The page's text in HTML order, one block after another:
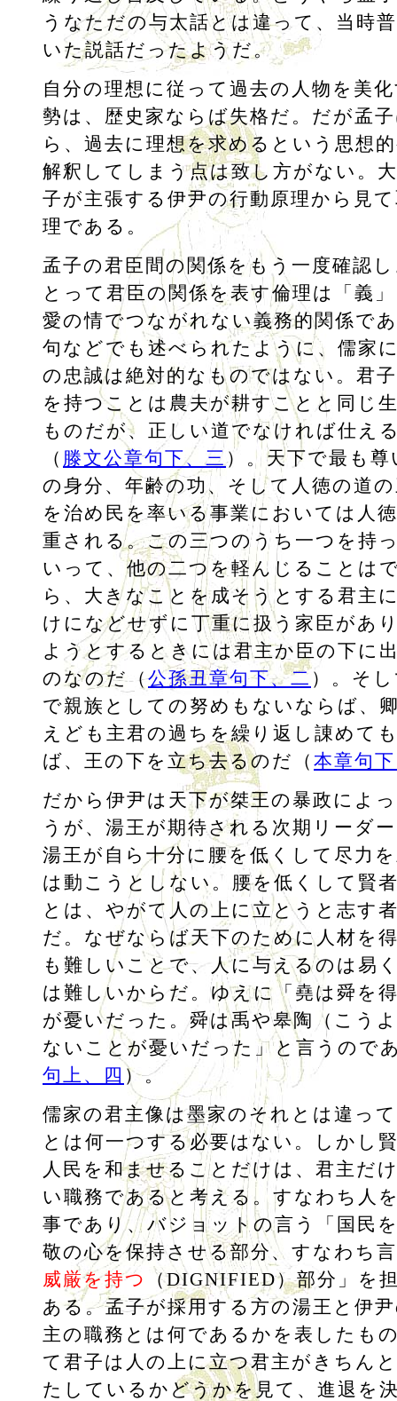
うなただの与太話とは違って、当時
いた説話だったようだ。
自分の理想に従って過去の人物を美
勢は、歴史家ならば失格だ。だが孟
ら、過去に理想を求めるという思想
解釈してしまう点は致し方がない。
子が主張する伊尹の行動原理から見
理である。
孟子の君臣間の関係をもう一度確認
とって君臣の関係を表す倫理は「義
愛の情でつながれない義務的関係で
句などでも述べられたように、儒家
の忠誠は絶対的なものではない。君
を持つことは農夫が耕すことと同じ
ものだが、正しい道でなければ仕え
（ 滕文公章句下、三）。天下で最も
の身分、年齢の功、そして人徳の道
を治め民を率いる事業においては人
重される。この三つのうち一つを持
いって、他の二つを軽んじることは
ら、大きなことを成そうとする君主
けになどせずに丁重に扱う家臣があ
ようとするときには君主か臣の下に
のなのだ（公孫丑章句下、二 ）。そ
で親族としての努めもないならば、
えども主君の過ちを繰り返し諌めて
ば、王の下を立ち去るのだ（ 本章句
だから伊尹は天下が桀王の暴政によ
うが、湯王が期待される次期リーダ
湯王が自ら十分に腰を低くして尽力
は動こうとしない。腰を低くして賢
とは、やがて人の上に立とうと志す
だ。なぜならば天下のために人材を
も難しいことで、人に与えるのは易
は難しいからだ。ゆえに「堯は舜を
が憂いだった。舜は禹や皋陶（こう
ないことが憂いだった」と言うので
句上、四 ）。
儒家の君主像は墨家のそれとは違っ
とは何一つする必要はない。しかし
人民を和ませることだけは、君主だ
い職務であると考える。すなわち人
事であり、バジョットの言う「国民
敬の心を保持させる部分、すなわち
威厳を持つ
（DIGNIFIED）部分」を
ある。孟子が採用する方の湯王と伊
主の職務とは何であるかを表したも
て君子は人の上に立つ君主がきちん
たしているかどうかを見て、進退を